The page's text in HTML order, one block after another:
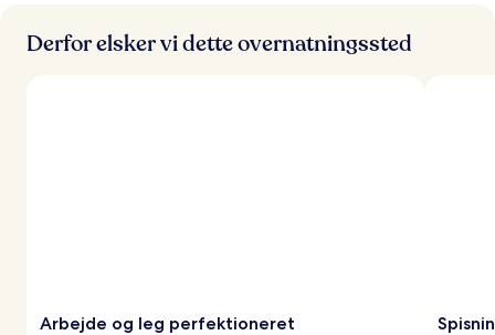
Derfor elsker vi dette overnatningssted
Arbejde og leg perfektioneret